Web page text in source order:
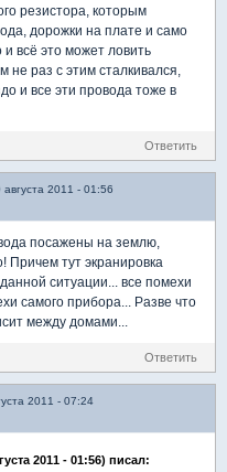
резистора, которым
дорожки на плате и само
всё это может ловить
не раз с этим сталкивался,
и все эти провода тоже в
Ответить
августа 2011 - 01:56
Причем тут экранировка
все помехи
самого прибора... Разве что
длинной метров 20-30 и висит между домами...
Ответить
2011 - 07:24
2011 - 01:56) писал: